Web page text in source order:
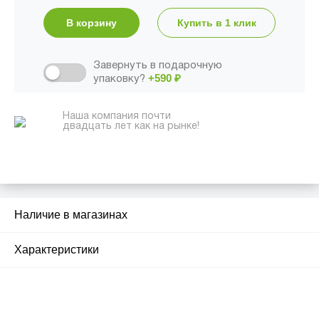
В корзину Купить в 1 клик
Завернуть в подарочную
упаковку? +590 ₽
Наша компания почти
двадцать лет как на рынке!
Наличие в магазинах
Характеристики